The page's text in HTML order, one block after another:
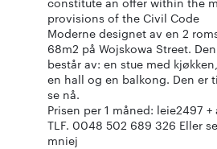
provisions of the Civil Code
Moderne designet av en 2
68m2 på Wojskowa Street.
består av: en stue med
en hall og en balkong. Den er
se nå.
Prisen per 1 måned: leie2497
TLF. 0048 502 689 326 Eller
mniej